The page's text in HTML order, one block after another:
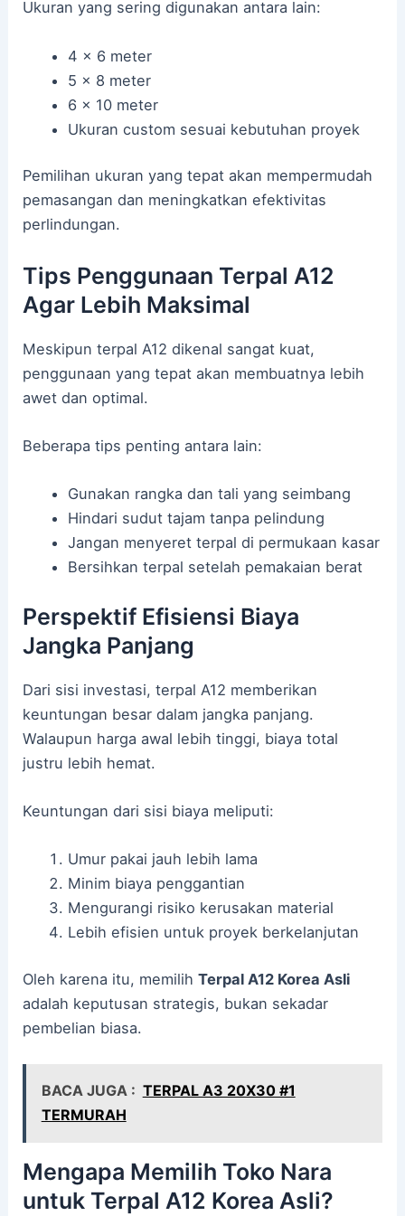
Ukuran yang sering digunakan antara lain:
4 × 6 meter
5 × 8 meter
6 × 10 meter
Ukuran custom sesuai kebutuhan proyek
Pemilihan ukuran yang tepat akan mempermudah
pemasangan dan meningkatkan efektivitas
perlindungan.
Tips Penggunaan Terpal A12
Agar Lebih Maksimal
Meskipun terpal A12 dikenal sangat kuat,
penggunaan yang tepat akan membuatnya lebih
awet dan optimal.
Beberapa tips penting antara lain:
Gunakan rangka dan tali yang seimbang
Hindari sudut tajam tanpa pelindung
Jangan menyeret terpal di permukaan kasar
Bersihkan terpal setelah pemakaian berat
Perspektif Efisiensi Biaya
Jangka Panjang
Dari sisi investasi, terpal A12 memberikan
keuntungan besar dalam jangka panjang.
Walaupun harga awal lebih tinggi, biaya total
justru lebih hemat.
Keuntungan dari sisi biaya meliputi:
Umur pakai jauh lebih lama
Minim biaya penggantian
Mengurangi risiko kerusakan material
Lebih efisien untuk proyek berkelanjutan
Oleh karena itu, memilihTerpal A12 Korea Asli
adalah keputusan strategis, bukan sekadar
pembelian biasa.
BACA JUGA : TERPAL A3 20X30 #1
TERMURAH
Mengapa Memilih Toko Nara
untuk Terpal A12 Korea Asli?